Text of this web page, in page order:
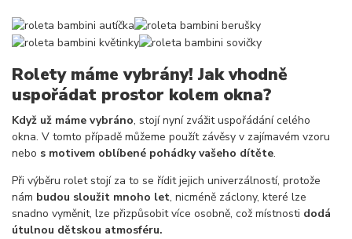
Rolety máme vybrány! Jak vhodně
uspořádat prostor kolem okna?
Když už máme vybráno, stojí nyní zvážit uspořádání celého
okna. V tomto případě můžeme použít závěsy v zajímavém vzoru
nebo s motivem oblíbené pohádky vašeho dítěte.
Při výběru rolet stojí za to se řídit jejich univerzálností, protože
nám budou sloužit mnoho let, nicméně záclony, které lze
snadno vyměnit, lze přizpůsobit více osobně, což místnosti dodá
útulnou dětskou atmosféru.